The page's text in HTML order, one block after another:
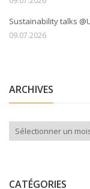
Sustainability talks
09.07.2026
ARCHIVES
Archives
CATÉGORIES